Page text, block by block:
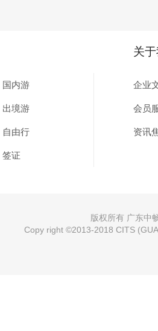
国内游
出境游
自由行
签证
关
企业
会员
资讯
版权所有 广东中
Copy right ©2013-2018 CITS